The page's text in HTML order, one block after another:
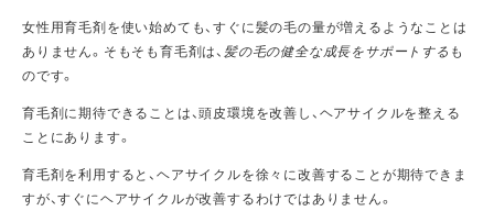
女性用育毛剤を使い始めても、すぐに髪の毛の量が増えるようなことは
ありません。そもそも育毛剤は、 髪の毛の健全な成長をサポートする も
のです。
育毛剤に期待できることは、頭皮環境を改善し、ヘアサイクルを整える
ことにあります。
育毛剤を利用すると、ヘアサイクルを徐々に改善することが期待できま
すが、すぐにヘアサイクルが改善するわけではありません。